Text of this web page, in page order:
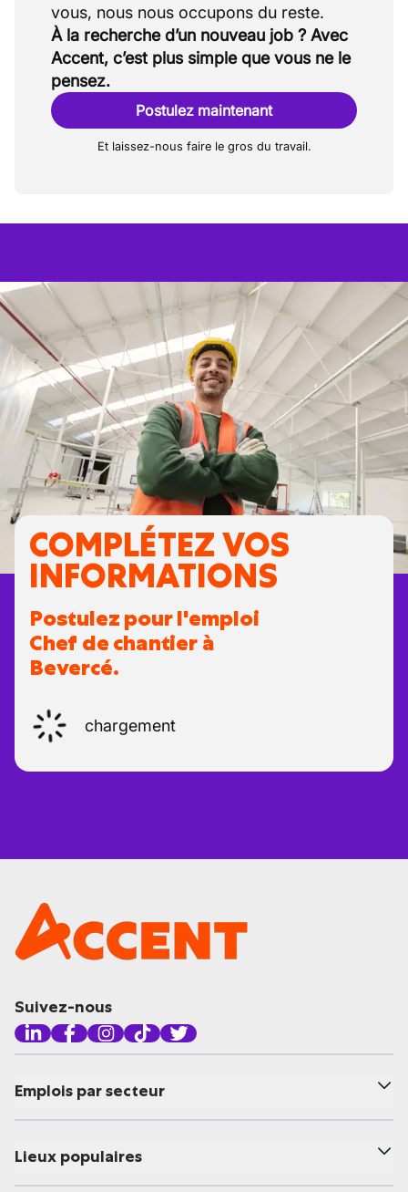
À la recherche d’un nouveau job ? Avec
Accent, c’est plus simple que vous ne le
pensez.
Postulez maintenant
Et laissez-nous faire le gros du travail.
COMPLÉTEZ VOS
INFORMATIONS
Postulez pour l'emploi
Chef de chantier à
Bevercé.
chargement
Suivez-nous
Emplois par secteur
Lieux populaires